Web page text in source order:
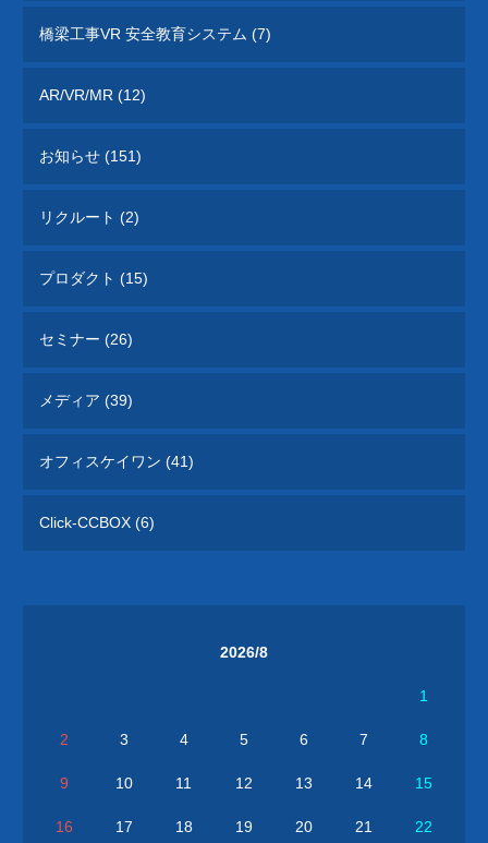
橋梁工事VR 安全教育システム (7)
AR/VR/MR (12)
お知らせ (151)
リクルート (2)
プロダクト (15)
セミナー (26)
メディア (39)
オフィスケイワン (41)
Click-CCBOX (6)
2026/8
1
2 3 4 5 6 7 8
9 10 11 12 13 14 15
16 17 18 19 20 21 22